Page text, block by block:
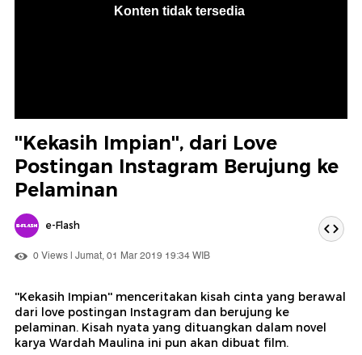
Konten tidak tersedia
''Kekasih Impian'', dari Love
Postingan Instagram Berujung ke
Pelaminan
e-Flash
0 Views | Jumat, 01 Mar 2019 19:34 WIB
''Kekasih Impian'' menceritakan kisah cinta yang berawal
dari love postingan Instagram dan berujung ke
pelaminan. Kisah nyata yang dituangkan dalam novel
karya Wardah Maulina ini pun akan dibuat film.